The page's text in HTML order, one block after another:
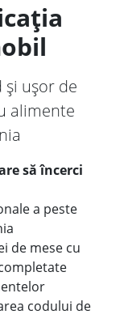
și ușor de
alimente
să încerci
a peste
de mese cu
codului de